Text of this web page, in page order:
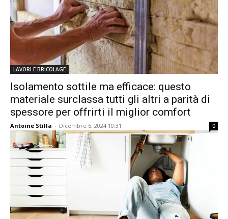
LAVORI E BRICOLAGE
Isolamento sottile ma efficace: questo
materiale surclassa tutti gli altri a parità di
spessore per offrirti il ​​miglior comfort
Antoine Stilla - Dicembre 5, 2024 10:31 0